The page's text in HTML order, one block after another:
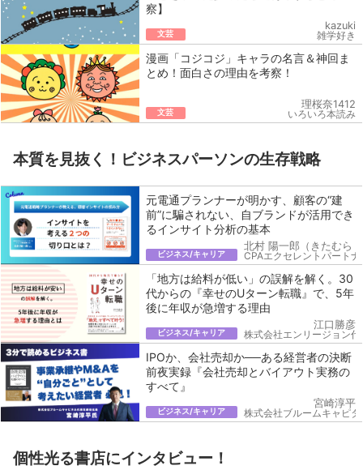
察】
文芸
kazuki
雑学好き
漫画「コジコジ」キャラの名言＆神回ま
とめ！面白さの理由を考察！
文芸
理桜奈1412
いろいろ本読み
本質を見抜く！ビジネスパーソンの生存戦略
元電通プランナーが明かす、顧客の“建
前”に騙されない、自ブランドが活用でき
るインサイト分析の基本
ビジネス/キャリア
北村 陽一郎（きたむら
CPAエクセレントパート
「地方は給料が低い」の誤解を解く。30
代からの『幸せのUターン転職』で、5年
後に年収が急増する理由
ビジネス/キャリア
江口勝彦
株式会社エンリージョン代
IPOか、会社売却か──ある経営者の決断
前夜実録『会社売却とバイアウト実務の
すべて』
ビジネス/キャリア
宮崎淳平
株式会社ブルームキャピ
個性光る書店にインタビュー！